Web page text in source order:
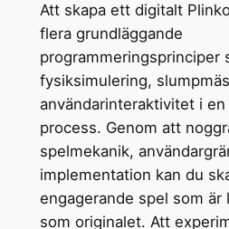
Att skapa ett digitalt
flera grundläggande
programmeringsprinciper
fysiksimulering,
användarinteraktivitet i
process. Genom att
spelmekanik,
implementation kan du
engagerande spel som är
som originalet. Att